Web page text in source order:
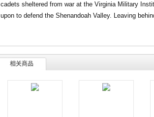
cadets sheltered from war at the Virginia Military
upon to defend the Shenandoah Valley. Leaving
相关商品